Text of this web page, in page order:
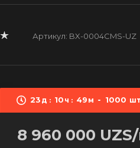
Артикул: BX-0004CMS-UZ
23 д 10 ч 49 м 1000 шт
8 960 000 UZS